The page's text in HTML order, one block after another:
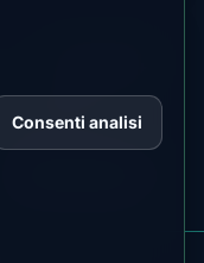
sightings
Consenti analisi